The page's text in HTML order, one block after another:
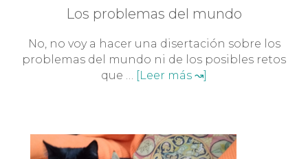
Los problemas del mundo
No, no voy a hacer una disertación sobre los
problemas del mundo ni de los posibles retos
que … [Leer más ↝]